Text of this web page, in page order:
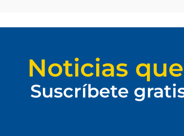
Noticias
Suscríbete